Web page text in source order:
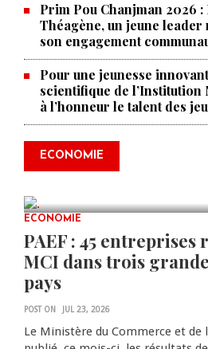
Prim Pou Chanjman 2026
Théagène, un jeune leader
son engagement
Pour une jeunesse
scientifique de l’Institution
à l’honneur le talent des
ECONOMIE
0 COMMENTS
Produire le savoir
transformer Haïti :
2ᵉ édition de ses
scientifiques
ECONOMIE
PAEF : 45 entreprises
MCI dans trois
pays
POST ON JUL 23, 2026
Le Ministère du Commerce et de